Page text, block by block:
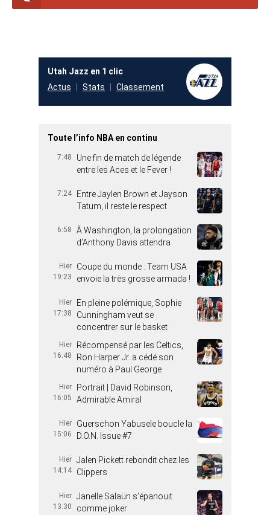
Utah Jazz en 1 clic
Actus
Stats Classement
Toute l’info NBA en continu
7:48
Une fin de match de légende
entre les Aces et le Fever !
7:24
Entre Jaylen Brown et Jayson
Tatum, il reste le respect
6:58
À Washington, la prolongation
d’Anthony Davis attendra
Hier
19:23
Coupe du monde : Team USA
envoie la très grosse armada !
Hier
17:38
En pleine polémique, Sophie
Cunningham veut se
concentrer sur le basket
Hier
16:48
Récompensé par les Celtics,
Ron Harper Jr. a cédé son
numéro à Paul George
Hier
16:05
Portrait | David Robinson,
Admirable Amiral
Hier
15:06
Guerschon Yabusele boucle la
D.O.N. Issue #7
Hier
14:14
Jalen Pickett rebondit chez les
Clippers
Hier
13:30
Janelle Salaün s’épanouit
comme joker